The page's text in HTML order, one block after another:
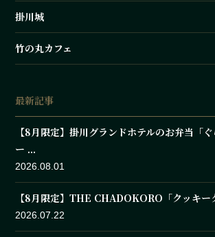
掛川城
竹の丸カフェ
最新記事
【8月限定】掛川グランドホテルのお弁当「
ー ...
2026.08.01
【8月限定】THE CHADOKORO「クッキー
2026.07.22